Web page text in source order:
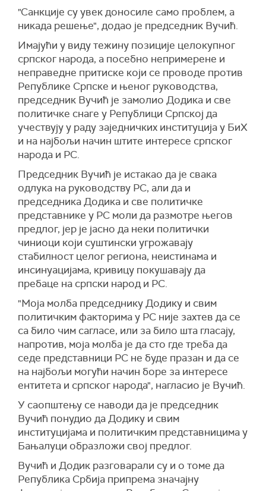
"Санкције су увек доносиле само проблем, а
никада решење", додао је председник Вучић.
Имајући у виду тежину позиције целокупног
српског народа, а посебно непримерене и
неправедне притиске који се проводе против
Републике Српске и њеног руководства,
председник Вучић је замолио Додика и све
политичке снаге у Републици Српској да
учествују у раду заједничких институција у БиХ
и на најбољи начин штите интересе српског
народа и РС.
Председник Вучић је истакао да је свака
одлука на руководству РС, али да и
председника Додика и све политичке
представнике у РС моли да размотре његов
предлог, јер је јасно да неки политички
чиниоци који суштински угрожавају
стабилност целог региона, неистинама и
инсинуацијама, кривицу покушавају да
пребаце на српски народ и РС.
"Моја молба председнику Додику и свим
политичким факторима у РС није захтев да се
са било чим сагласе, или за било шта гласају,
напротив, моја молба је да сто где треба да
седе представници РС не буде празан и да се
на најбољи могући начин боре за интересе
ентитета и српског народа", нагласио је Вучић.
У саопштењу се наводи да је председник
Вучић понудио да Додику и свим
институцијама и политичким представницима у
Бањалуци образложи свој предлог.
Вучић и Додик разговарали су и о томе да
Република Србија припрема значајну